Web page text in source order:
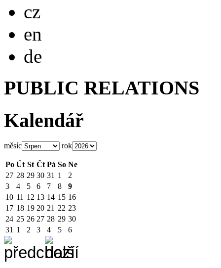
cz
en
de
PUBLIC RELATIONS
Kalendář
měsíc rok
Po Út St Čt Pá So Ne
27 28 29 30 31 1
2
3
4 5 6 7 8
9
10 11 12 13 14 15 16
17 18 19 20 21 22 23
24 25 26 27 28 29 30
31 1 2 3 4 5 6